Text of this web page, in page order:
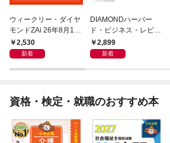
ウィークリー・ダイヤ
モンドZAi 26年8月10
日・17日合併号
2,530
新着
DIAMONDハーバー
ド・ビジネス・レビュ
ー 2026年9月号 特集
「上司をマネジメント
2,899
新着
資格・検定・就職のおすすめ本